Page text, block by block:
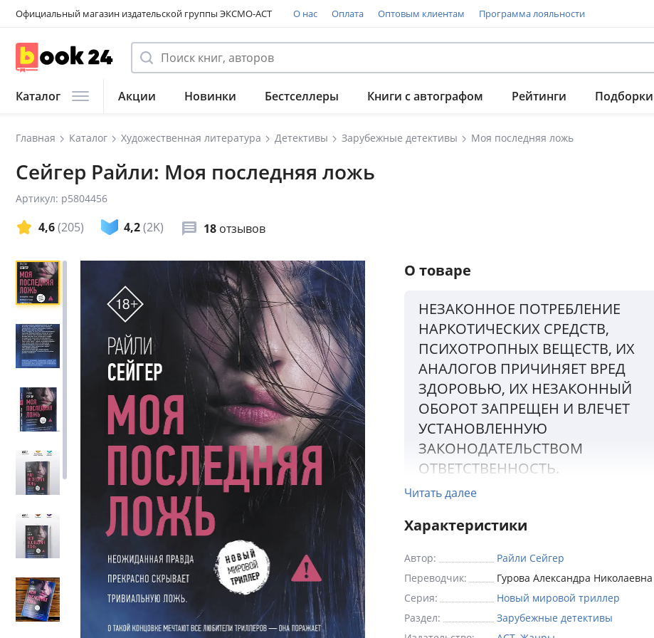
Официальный магазин издательской группы ЭКСМО-АСТ О нас Оплата Оптовым клиентам Программа лояльности
Каталог Акции Новинки Бестселлеры Книги с автографом Рейтинги Подборки
Главная Каталог Художественная литература Детективы Зарубежные детективы Моя последняя ложь
Сейгер Райли: Моя последняя ложь
Артикул: p5804456
4,6(205) 4,2(2K) 18 отзывов
О товаре
НЕЗАКОННОЕ ПОТРЕБЛЕНИЕ
НАРКОТИЧЕСКИХ СРЕДСТВ,
ПСИХОТРОПНЫХ ВЕЩЕСТВ, ИХ
АНАЛОГОВ ПРИЧИНЯЕТ ВРЕД
ЗДОРОВЬЮ, ИХ НЕЗАКОННЫЙ
ОБОРОТ ЗАПРЕЩЕН И ВЛЕЧЕТ
УСТАНОВЛЕННУЮ
ЗАКОНОДАТЕЛЬСТВОМ
ОТВЕТСТВЕННОСТЬ.
«Соловей» девочки играли в эту игру каждый
смотрела на своих соседок, с которыми она
делила маленький деревянный коттедж.
Но однажды ранним утром Натали, Эллисон и
Читать далее
Характеристики
Автор:
Райли Сейгер
Переводчик:
Гурова Александра Николаевна
Серия:
Новый мировой триллер
Раздел:
Зарубежные детективы